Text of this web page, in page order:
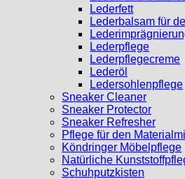
Lederfett
Lederbalsam für
Lederpflege
Lederpflegecreme
Lederöl
Ledersohlenpflege
Sneaker Cleaner
Sneaker Protector
Sneaker Refresher
Pflege für den
Köndringer Möbelpflege
Natürliche
Schuhputzkisten